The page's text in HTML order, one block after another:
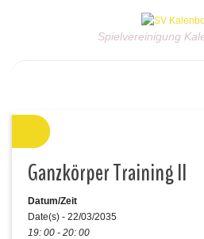
Spielvereinigung
Ganzkörper Training II
Datum/Zeit
Date(s) - 22/03/2035
19: 00 - 20: 00